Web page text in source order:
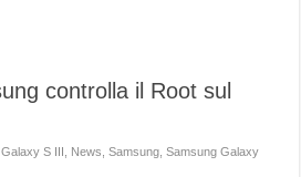
controlla il Root sul
,Galaxy S III News ,Samsung ,Samsung Galaxy